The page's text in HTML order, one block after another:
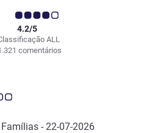
ALL
4.2/5
comentários
Avis 0.5/5
Famílias - 22-07-2026